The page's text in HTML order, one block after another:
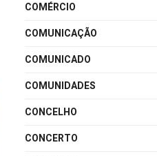
COMÉRCIO
COMUNICAÇÃO
COMUNICADO
COMUNIDADES
CONCELHO
CONCERTO